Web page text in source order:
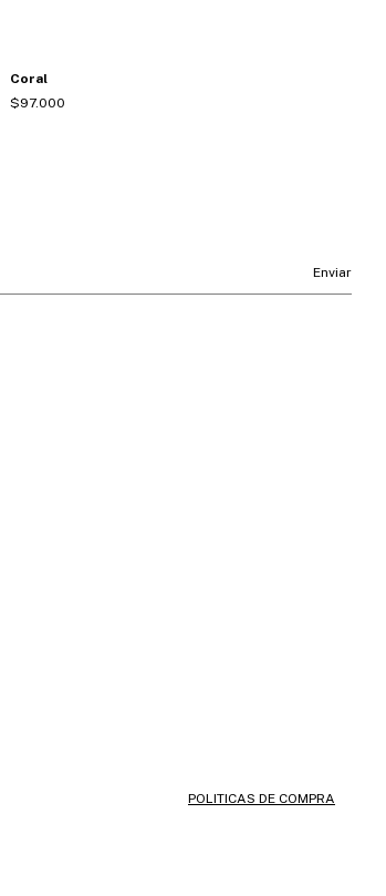
Coral
$97.000
POLITICAS DE COMPRA